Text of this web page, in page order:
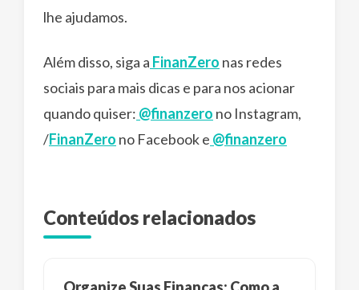
lhe ajudamos.
Além disso, siga a FinanZero nas redes
sociais para mais dicas e para nos acionar
quando quiser: @finanzero no Instagram,
/FinanZero no Facebook e @finanzero
Conteúdos relacionados